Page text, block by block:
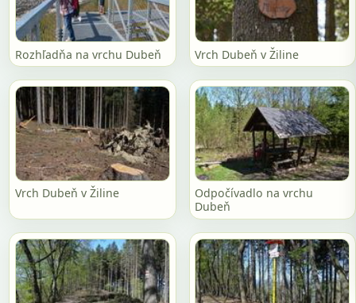
Rozhľadňa na vrchu Dubeň Vrch Dubeň v Žiline
Vrch Dubeň v Žiline
Odpočívadlo na vrchu
Dubeň